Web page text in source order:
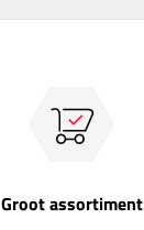
Groot assortiment